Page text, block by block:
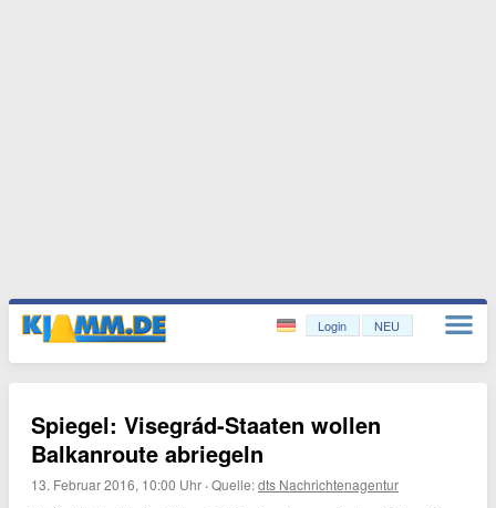
Login NEU
Spiegel: Visegrád-Staaten wollen
Balkanroute abriegeln
13. Februar 2016, 10:00 Uhr ·Quelle:dts Nachrichtenagentur